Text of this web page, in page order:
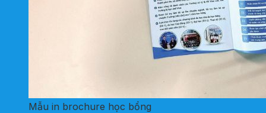
Mẫu in brochure học bổng